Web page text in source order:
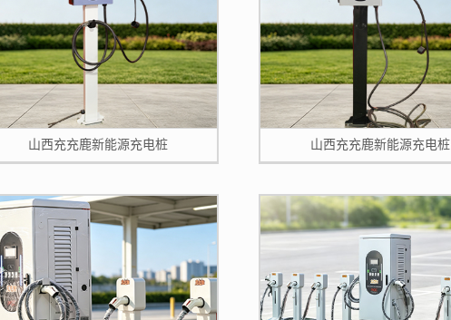
山西充充鹿新能源充电桩 山西充充鹿新能源充电桩